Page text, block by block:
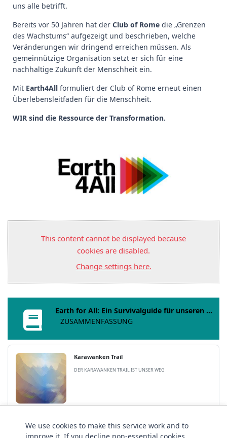
uns alle betrifft.
Bereits vor 50 Jahren hat der Club of Rome die „Grenzen
des Wachstums“ aufgezeigt und beschrieben, welche
Veränderungen wir dringend erreichen müssen. Als
gemeinnützige Organisation setzt er sich für eine
nachhaltige Zukunft der Menschheit ein.
Mit Earth4All formuliert der Club of Rome erneut einen
Überlebensleitfaden für die Menschheit.
WIR sind die Ressource der Transformation.
This content cannot be displayed because
cookies are disabled.
Change settings here.
Earth for All: Ein Survivalguide für unseren Planeten
ZUSAMMENFASSUNG
Karawanken Trail
DER KARAWANKEN TRAIL IST UNSER WEG
We use cookies to make this service work and to